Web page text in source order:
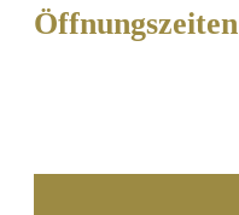
Öffnungszeiten